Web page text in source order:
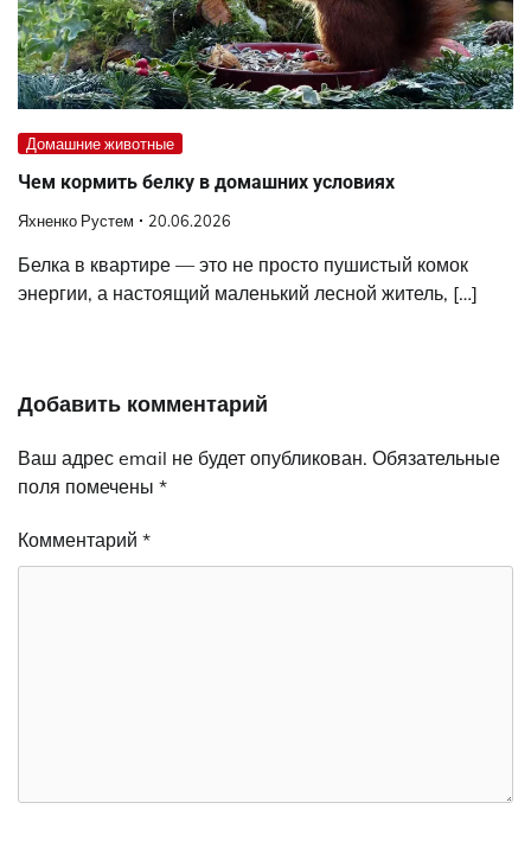
Домашние животные
Чем кормить белку в домашних условиях
Яхненко Рустем 20.06.2026
Белка в квартире — это не просто пушистый комок
энергии, а настоящий маленький лесной житель, […]
Добавить комментарий
Ваш адрес email не будет опубликован. Обязательные
поля помечены *
Комментарий *